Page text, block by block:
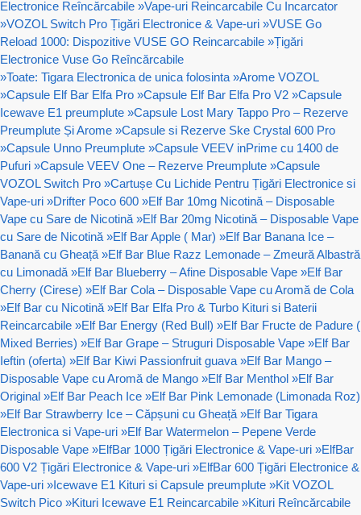
Electronice Reîncărcabile »Vape-uri Reincarcabile Cu Incarcator
»VOZOL Switch Pro Țigări Electronice & Vape-uri »VUSE Go
Reload 1000: Dispozitive VUSE GO Reincarcabile »Țigări
Electronice Vuse Go Reîncărcabile
»Toate: Tigara Electronica de unica folosinta »Arome VOZOL
»Capsule Elf Bar Elfa Pro »Capsule Elf Bar Elfa Pro V2 »Capsule
Icewave E1 preumplute »Capsule Lost Mary Tappo Pro – Rezerve
Preumplute Și Arome »Capsule si Rezerve Ske Crystal 600 Pro
»Capsule Unno Preumplute »Capsule VEEV inPrime cu 1400 de
Pufuri »Capsule VEEV One – Rezerve Preumplute »Capsule
VOZOL Switch Pro »Cartușe Cu Lichide Pentru Țigări Electronice si
Vape-uri »Drifter Poco 600 »Elf Bar 10mg Nicotină – Disposable
Vape cu Sare de Nicotină »Elf Bar 20mg Nicotină – Disposable Vape
cu Sare de Nicotină »Elf Bar Apple ( Mar) »Elf Bar Banana Ice –
Banană cu Gheață »Elf Bar Blue Razz Lemonade – Zmeură Albastră
cu Limonadă »Elf Bar Blueberry – Afine Disposable Vape »Elf Bar
Cherry (Cirese) »Elf Bar Cola – Disposable Vape cu Aromă de Cola
»Elf Bar cu Nicotină »Elf Bar Elfa Pro & Turbo Kituri si Baterii
Reincarcabile »Elf Bar Energy (Red Bull) »Elf Bar Fructe de Padure (
Mixed Berries) »Elf Bar Grape – Struguri Disposable Vape »Elf Bar
Ieftin (oferta) »Elf Bar Kiwi Passionfruit guava »Elf Bar Mango –
Disposable Vape cu Aromă de Mango »Elf Bar Menthol »Elf Bar
Original »Elf Bar Peach Ice »Elf Bar Pink Lemonade (Limonada Roz)
»Elf Bar Strawberry Ice – Căpșuni cu Gheață »Elf Bar Tigara
Electronica si Vape-uri »Elf Bar Watermelon – Pepene Verde
Disposable Vape »ElfBar 1000 Țigări Electronice & Vape-uri »ElfBar
600 V2 Țigări Electronice & Vape-uri »ElfBar 600 Țigări Electronice &
Vape-uri »Icewave E1 Kituri si Capsule preumplute »Kit VOZOL
Switch Pico »Kituri Icewave E1 Reincarcabile »Kituri Reîncărcabile